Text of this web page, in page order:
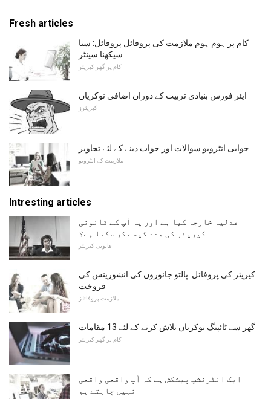
Fresh articles
کام پر ہوم ہوم ملازمت کی پروفائل پروفائل: سنا
سیکھنا سینٹر
کام پر گھر کیریئر
ایئر فورس بنیادی تربیت کے دوران اضافی نوکریاں
کیریئرز
جوابی انٹرویو سوالات اور جواب دینے کے لئے تجاویز
ملازمت کے انٹرویو
Intresting articles
عدلیہ خارجہ کیا ہے اور یہ آپ کے قانونی
کیریئر کی مدد کیسے کر سکتا ہے؟
قانونی کیریئر
کیریئر کی پروفائل: پالتو جانوروں کی انشورینس کی
فروخت
ملازمت پروفائلز
گھر سے ٹائپنگ نوکریاں تلاش کرنے کے لئے 13 مقامات
کام پر گھر کیریئر
ایک انٹرنشپ پیشکش ہے کہ آپ واقعی واقعی
نہیں چاہتے ہو